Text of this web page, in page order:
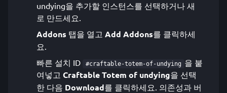
undying을 추가할 인스턴스를 선택하거나 새
로 만드세요.
Addons 탭을 열고 Add Addons를 클릭하세
요.
빠른 설치 ID
#craftable-totem-of-undying 을 붙
여넣고 Craftable Totem of undying을 선택
한 다음 Download를 클릭하세요. 의존성과 버